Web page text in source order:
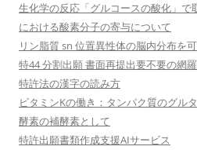
生化学の反応「グルコースの酸化」で
における酸素分子の寄与について
リン脂質 sn 位置異性体の脳内分布を
特44 分割出願 書面再提出要不要の網
特許法の漢字の読み方
ビタミンKの働き：タンパク質のグル
酵素の補酵素として
特許出願書類作成支援AIサービス